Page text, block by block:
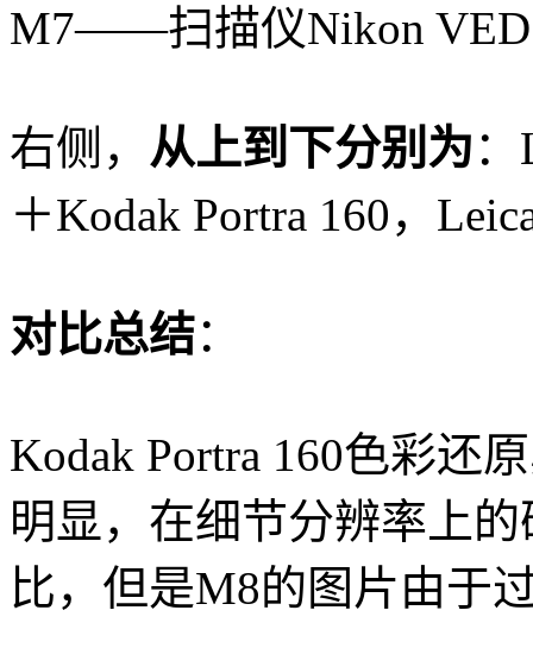
M7——扫描仪Nikon
右侧， 从上到下分别为
＋Kodak Portra 160，
对比总结：
Kodak Portra 160色彩还
明显，在细节分辨率上
比，但是M8的图片由于